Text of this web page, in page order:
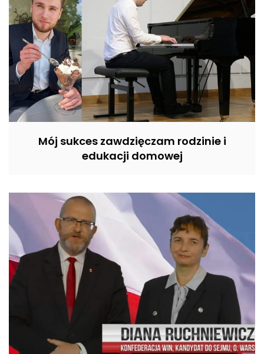
Mój sukces zawdzięczam rodzinie i
edukacji domowej